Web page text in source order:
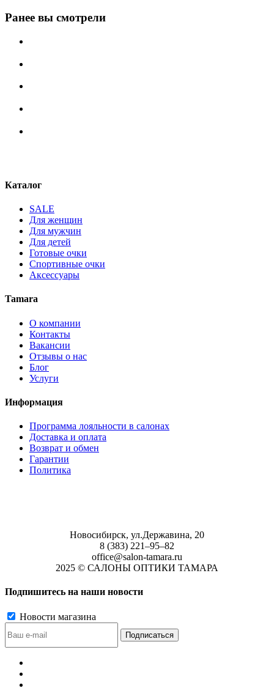
Ранее вы смотрели
Каталог
SALE
Для женщин
Для мужчин
Для детей
Готовые очки
Спортивные очки
Аксессуары
Tamara
О компании
Контакты
Вакансии
Отзывы о нас
Блог
Услуги
Информация
Программа лояльности в салонах
Доставка и оплата
Возврат и обмен
Гарантии
Политика
Новосибирск, ул.Державина, 20
8 (383) 221‒95‒82
office@salon-tamara.ru
2025 © САЛОНЫ ОПТИКИ ТАМАРА
Подпишитесь на наши новости
Новости магазина